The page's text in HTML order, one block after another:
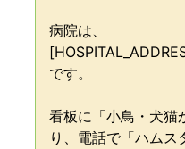
病院は、
です。
看板に「小鳥・犬猫
り、電話で「ハムス